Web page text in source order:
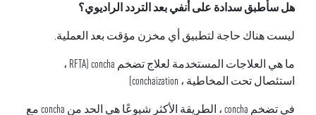
هل سأطبق سدادة على أنفي بعد التردد الراديوي؟
ليست هناك حاجة لتطبيق أي مخزن مؤقت بعد العملية.
ما هي العلاجات المستخدمة لعلاج تضخم concha (RFTA ،
استئصال تحت المخاطية ، conchaization)
في تضخم concha ، الطريقة الأكثر شيوعًا هي الحد من concha مع